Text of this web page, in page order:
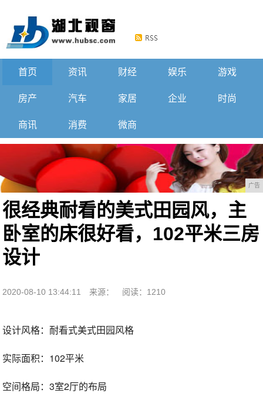
首页 资讯 财经 娱乐 游戏
房产 汽车 家居 企业 时尚
商讯 消费 微商
广告
很经典耐看的美式田园风，主
卧室的床很好看，102平米三房
设计
2020-08-10 13:44:11 来源： 阅读：1210
设计风格：耐看式美式田园风格
实际面积：102平米
空间格局：3室2厅的布局